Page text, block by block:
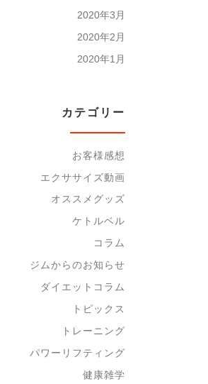
Published
脂肪の値段が高騰
2020年3月
2020年2月
2020年1月
カテゴリー
お客様感想
エクササイズ動画
オススメグッズ
ケトルベル
コラム
ジムからのお知らせ
ダイエットコラム
トピックス
トレーニング
パワーリフティング
健康雑学